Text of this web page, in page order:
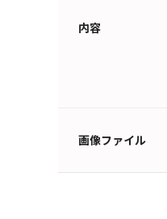
内容
画像ファイル